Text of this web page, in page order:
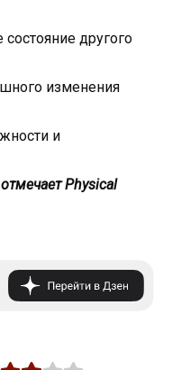
другого
изменения
и
отмечает Physical